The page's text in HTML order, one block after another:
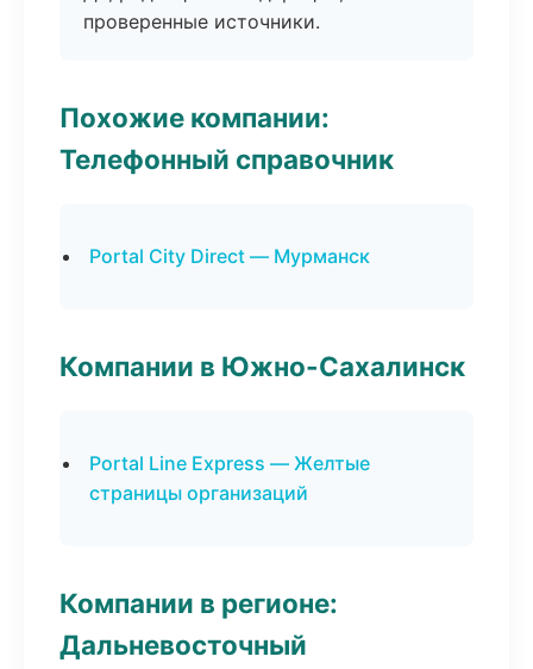
проверенные источники.
Похожие компании:
Телефонный справочник
Portal City Direct — Мурманск
Компании в Южно-Сахалинск
Portal Line Express — Желтые
страницы организаций
Компании в регионе:
Дальневосточный